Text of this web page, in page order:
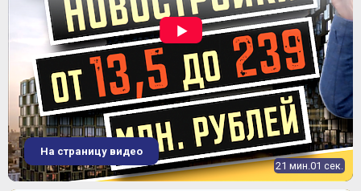
21 мин.01 сек.
На страницу видео